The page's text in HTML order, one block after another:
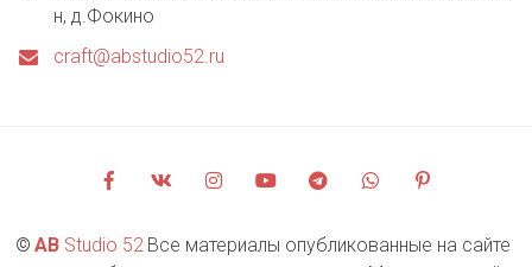
н, д.Фокино
craft@abstudio52.ru
© AB Studio 52 Все материалы опубликованные на сайте